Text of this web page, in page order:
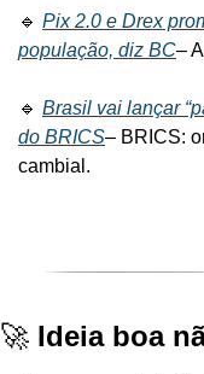
🔹 Pix 2.0 e Drex
população, diz BC–
🔹 Brasil vai lançar
do BRICS– BRICS:
cambial.
🚀 Ideia boa